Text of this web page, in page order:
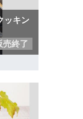
ッキン
売終了